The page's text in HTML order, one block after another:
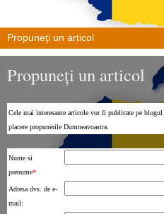
Propuneţi un articol
Cele mai interesante articole vor fi publicate pe blogul
placere propunerile Dumneavoastra.
Nume si
prenume*
Adresa dvs. de e-
mail: